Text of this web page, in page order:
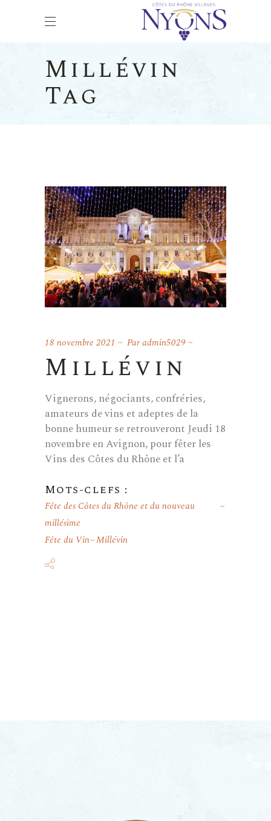
Millévin
Tag
18 novembre 2021 Paradmin5029
Millévin
Vignerons, négociants, confréries,
amateurs de vins et adeptes de la
bonne humeur se retrouveront Jeudi 18
novembre en Avignon, pour fêter les
Vins des Côtes du Rhône et l’a
Mots-clefs :
Fête des Côtes du Rhône et du nouveau
millésime
Fête du Vin Millévin